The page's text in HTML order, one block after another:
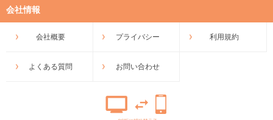
会社情報
会社概要 プライバシー 利用規約
よくある質問 お問い合わせ